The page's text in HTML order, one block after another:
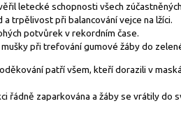
letecké schopnosti všech
a trpělivost při balancování vejce na lžíci.
potvůrek v rekordním čase.
při trefování gumové žáby do
patří všem, kteří dorazili v
řádně zaparkována a žáby se vrátily do